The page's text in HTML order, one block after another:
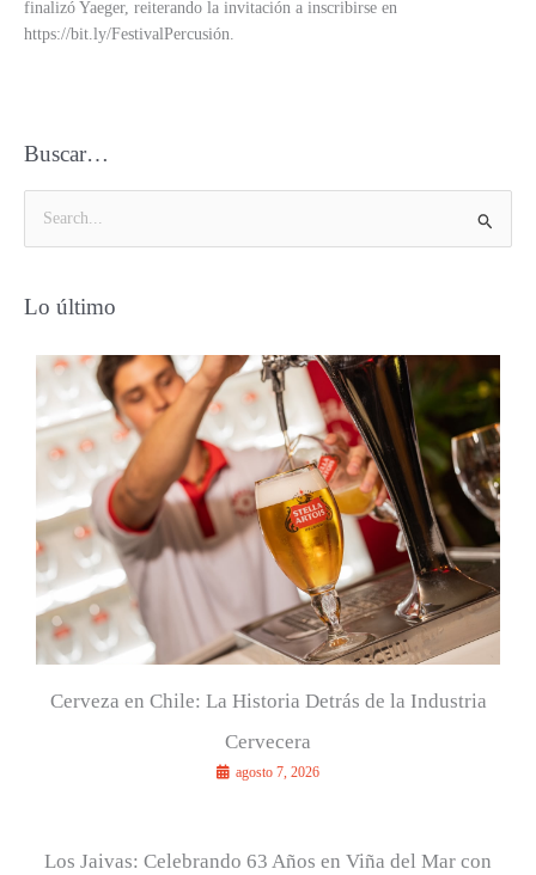
finalizó Yaeger, reiterando la invitación a inscribirse en
https://bit.ly/FestivalPercusión.
Buscar…
Lo último
Cerveza en Chile: La Historia Detrás de la Industria
Cervecera
agosto 7, 2026
Los Jaivas: Celebrando 63 Años en Viña del Mar con